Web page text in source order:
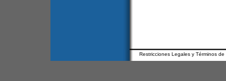
Restricciones Legales y Términos de